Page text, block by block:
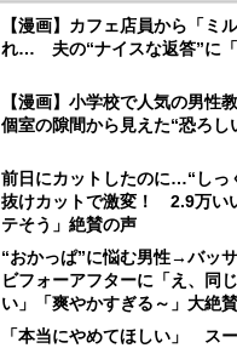
【漫画】カフェ店員から「ミ
れ… 夫の“ナイスな返答”に「
【漫画】小学校で人気の男
個室の隙間から見えた“恐ろし
前日にカットしたのに…“し
抜けカットで激変！ 2.9万い
テそう」絶賛の声
“おかっぱ”に悩む男性→バッ
ビフォーアフターに「え、同
い」「爽やかすぎる～」大絶
「本当にやめてほしい」 ス